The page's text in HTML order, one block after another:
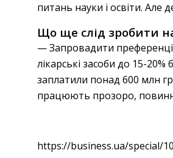
питань науки і освіти. Але
Що ще слід зробити
— Запровадити
лікарські засоби до 15-
заплатили понад 600 млн
працюють прозоро,
https://business.ua/special/